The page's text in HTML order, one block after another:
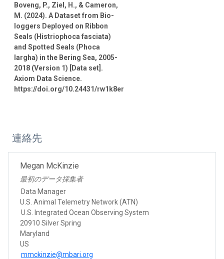
Boveng, P., Ziel, H., & Cameron,
M. (2024). A Dataset from Bio-
loggers Deployed on Ribbon
Seals (Histriophoca fasciata)
and Spotted Seals (Phoca
largha) in the Bering Sea, 2005-
2018 (Version 1) [Data set].
Axiom Data Science.
https://doi.org/10.24431/rw1k8er
連絡先
Megan McKinzie
最初のデータ採集者
Data Manager
U.S. Animal Telemetry Network (ATN)
U.S. Integrated Ocean Observing System
20910 Silver Spring
Maryland
US
mmckinzie@mbari.org